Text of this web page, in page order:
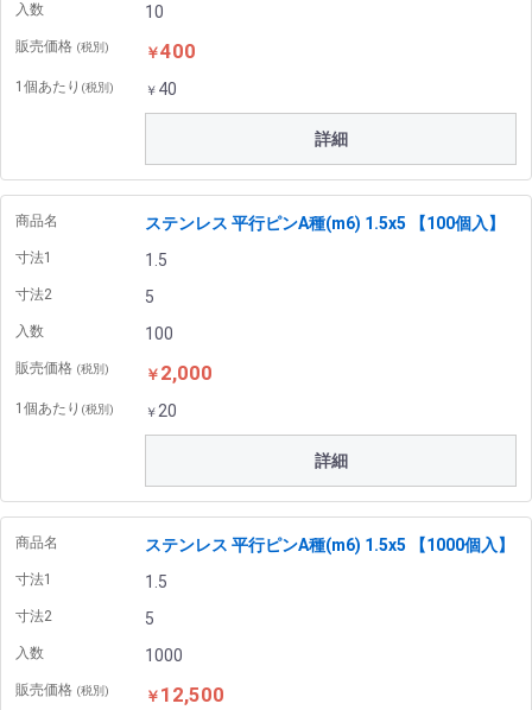
入数 10
販売価格 (税別) ￥400
1個あたり (税別) ￥ 40
詳細
商品名 ステンレス 平行ピンA種(m6) 1.5x5 【100個入】
寸法1 1.5
寸法2 5
入数 100
販売価格 (税別) ￥ 2,000
1個あたり (税別) ￥20
詳細
商品名 ステンレス 平行ピンA種(m6) 1.5x5 【1000個入】
寸法1 1.5
寸法2 5
入数 1000
販売価格 (税別) ￥ 12,500